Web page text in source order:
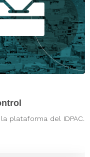
plataforma del IDPAC.